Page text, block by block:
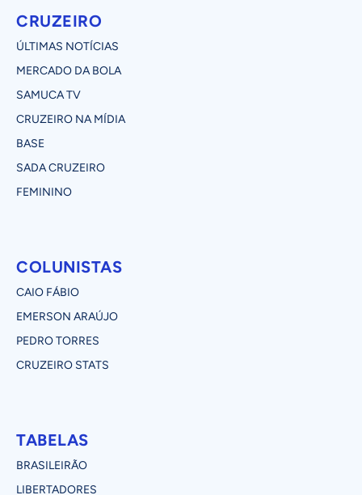
CRUZEIRO
ÚLTIMAS NOTÍCIAS
MERCADO DA BOLA
SAMUCA TV
CRUZEIRO NA MÍDIA
BASE
SADA CRUZEIRO
FEMININO
COLUNISTAS
CAIO FÁBIO
EMERSON ARAÚJO
PEDRO TORRES
CRUZEIRO STATS
TABELAS
BRASILEIRÃO
LIBERTADORES